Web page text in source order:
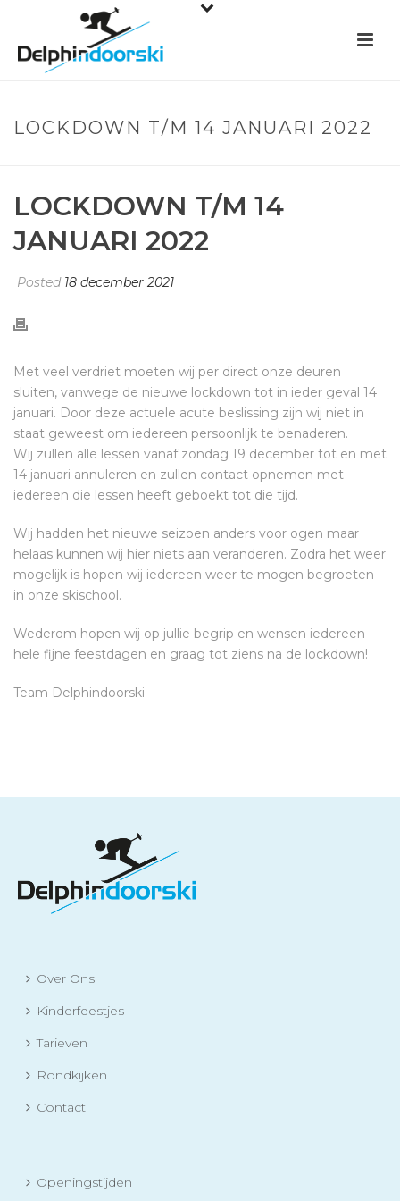
LOCKDOWN T/M 14 JANUARI 2022
LOCKDOWN T/M 14
JANUARI 2022
Posted 18 december 2021
Met veel verdriet moeten wij per direct onze deuren
sluiten, vanwege de nieuwe lockdown tot in ieder geval 14
januari. Door deze actuele acute beslissing zijn wij niet in
staat geweest om iedereen persoonlijk te benaderen.
Wij zullen alle lessen vanaf zondag 19 december tot en met
14 januari annuleren en zullen contact opnemen met
iedereen die lessen heeft geboekt tot die tijd.
Wij hadden het nieuwe seizoen anders voor ogen maar
helaas kunnen wij hier niets aan veranderen. Zodra het weer
mogelijk is hopen wij iedereen weer te mogen begroeten
in onze skischool.
Wederom hopen wij op jullie begrip en wensen iedereen
hele fijne feestdagen en graag tot ziens na de lockdown!
Team Delphindoorski
Over Ons
Kinderfeestjes
Tarieven
Rondkijken
Contact
Openingstijden